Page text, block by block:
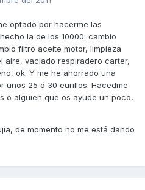
optado por hacerme las
la de los 10000: cambio
filtro aceite motor, limpieza
aire, vaciado respiradero carter,
ok. Y me he ahorrado una
unos 25 ó 30 eurillos. Hacedme
o alguien que os ayude un poco,
de momento no me está dando